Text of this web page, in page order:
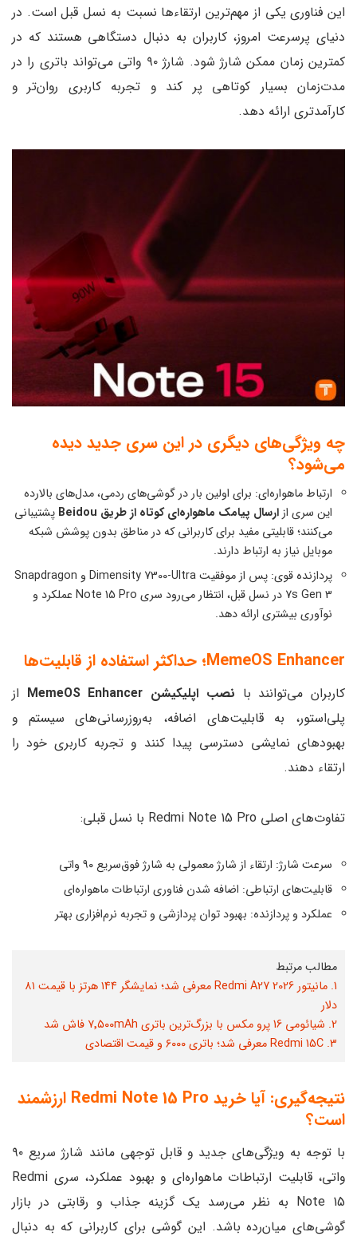
این فناوری یکی از مهم‌ترین ارتقاءها نسبت به نسل قبل است. در
دنیای پرسرعت امروز، کاربران به دنبال دستگاهی هستند که در
کمترین زمان ممکن شارژ شود. شارژ ۹۰ واتی می‌تواند باتری را در
مدت‌زمان بسیار کوتاهی پر کند و تجربه کاربری روان‌تر و
کارآمدتری ارائه دهد.
چه ویژگی‌های دیگری در این سری جدید دیده
می‌شود؟
ارتباط ماهواره‌ای: برای اولین بار در گوشی‌های ردمی، مدل‌های بالارده
این سری از ارسال پیامک ماهواره‌ای کوتاه از طریق Beidou
پشتیبانی
می‌کنند؛ قابلیتی مفید برای کاربرانی که در مناطق بدون پوشش شبکه
موبایل نیاز به ارتباط دارند.
پردازنده قوی: پس از موفقیت Dimensity 7300-Ultra و Snapdragon
7s Gen 3 در نسل قبل، انتظار می‌رود سری Note 15 Pro عملکرد و
نوآوری بیشتری ارائه دهد.
MemeOS Enhancer؛ حداکثر استفاده از قابلیت‌ها
کاربران می‌توانند با نصب اپلیکیشن MemeOS Enhancer
از
پلی‌استور، به قابلیت‌های اضافه، به‌روزرسانی‌های سیستم و
بهبودهای نمایشی دسترسی پیدا کنند و تجربه کاربری خود را
ارتقاء دهند.
تفاوت‌های اصلی Redmi Note 15 Pro با نسل قبلی:
سرعت شارژ: ارتقاء از شارژ معمولی به شارژ فوق‌سریع ۹۰ واتی
قابلیت‌های ارتباطی: اضافه شدن فناوری ارتباطات ماهواره‌ای
عملکرد و پردازنده: بهبود توان پردازشی و تجربه نرم‌افزاری بهتر
مطالب مرتبط
1. مانیتور Redmi A27 2026 معرفی شد؛ نمایشگر ۱۴۴ هرتز با قیمت ۸۱
دلار
2. شیائومی 16 پرو مکس با بزرگ‌ترین باتری ۷٬۵۰۰mAh فاش شد
3. Redmi 15C معرفی شد؛ باتری ۶۰۰۰ و قیمت اقتصادی
نتیجه‌گیری: آیا خرید Redmi Note 15 Pro ارزشمند
است؟
با توجه به ویژگی‌های جدید و قابل توجهی مانند شارژ سریع ۹۰
واتی، قابلیت ارتباطات ماهواره‌ای و بهبود عملکرد، سری Redmi
Note 15 به نظر می‌رسد یک گزینه جذاب و رقابتی در بازار
گوشی‌های میان‌رده باشد. این گوشی برای کاربرانی که به دنبال